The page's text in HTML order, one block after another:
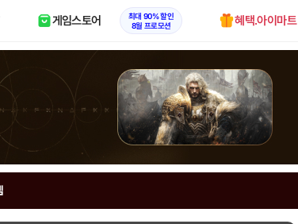
게임스토어
최대 90% 할인
8월 프로모션
혜택.아이마트